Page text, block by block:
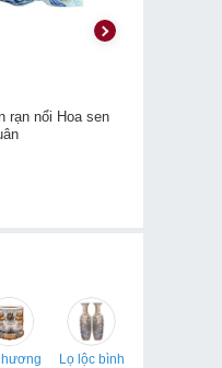
rạn nổi Hoa sen
hương Lọ lộc bình